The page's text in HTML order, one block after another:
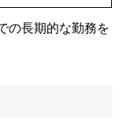
の長期的な勤務を